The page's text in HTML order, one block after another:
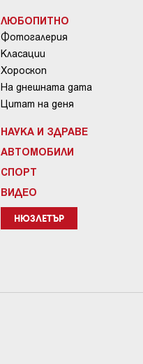
ЛЮБОПИТНО
Фотогалерия
Класации
Хороскоп
На днешната дата
Цитат на деня
НАУКА И ЗДРАВЕ
АВТОМОБИЛИ
СПОРТ
ВИДЕО
НЮЗЛЕТЪР